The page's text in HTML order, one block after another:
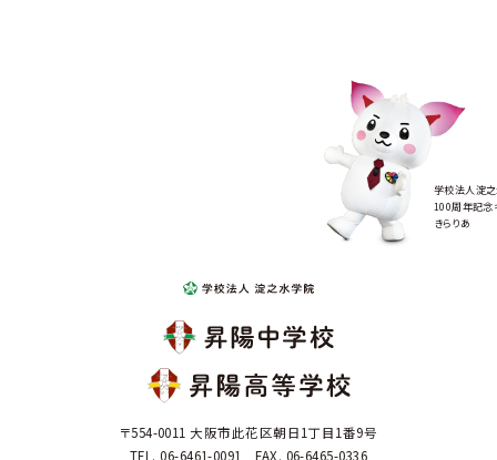
学校法人淀
100周年記念
きらりあ
〒554-0011 大阪市此花区朝日1丁目1番9号
TEL. 06-6461-0091 FAX. 06-6465-0336